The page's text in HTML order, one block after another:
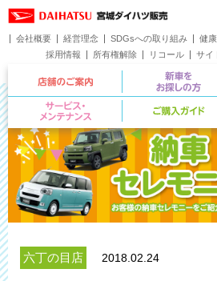
会社概要 経営理念 SDGsへの取り組み 健
採用情報
所有権解除 リコール
サイ
お問い合わせ
店舗のご案内
サービス・メンテ
六丁の目店 2018.02.24